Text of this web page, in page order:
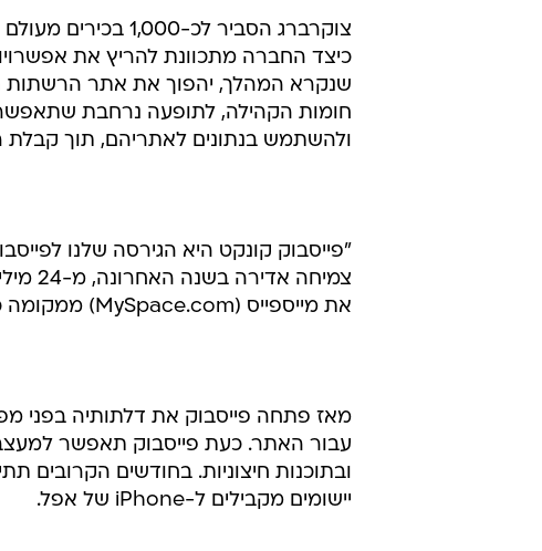
צוקרברג הסביר לכ-
כיצד החברה מתכוונת להריץ את
שנקרא המהלך, יהפוך את אתר הרשתות
חומות הקהילה, לתופעה נרחבת שתאפשר
ולהשתמש בנתונים לאתריהם, תוך
"פייסבוק קונקט היא הגירסה שלנו
את מייספייס (MySpace.com) ממקומה כאתר הרשתות החברתיות הגדול בעולם.
עבור האתר. כעת פייסבוק תאפשר
ובתוכנות חיצוניות. בחודשים הקרובים
יישומים מקבילים ל-iPhone של אפל.